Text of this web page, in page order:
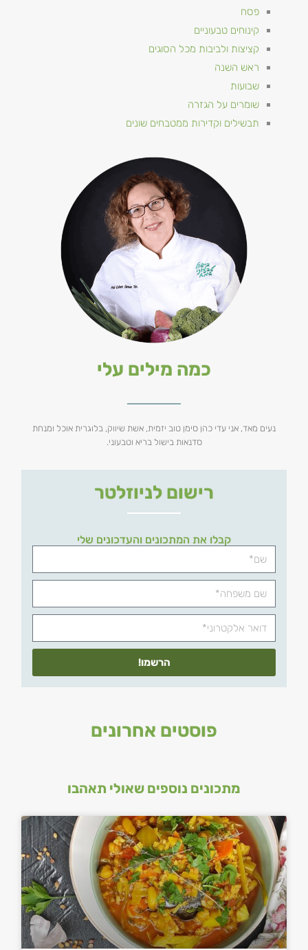
פסח
קינוחים טבעוניים
קציצות ולביבות מכל הסוגים
ראש השנה
שבועות
שומרים על הגזרה
תבשילים וקדירות ממטבחים שונים
כמה מילים עלי
נעים מאד, אני עדי כהן סימן טוב יזמית, אשת שיווק, בלוגרית אוכל ומנחת
סדנאות בישול בריא וטבעוני.
רישום לניוזלטר
קבלו את המתכונים והעדכונים שלי
הרשמו!
פוסטים אחרונים
מתכונים נוספים שאולי תאהבו